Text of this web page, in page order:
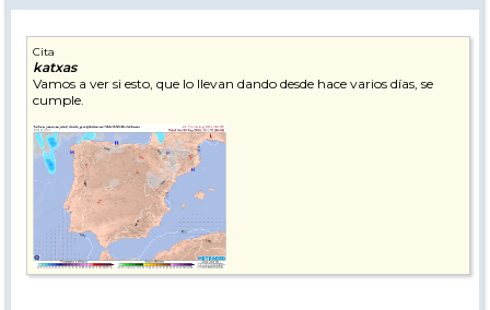
Cita
katxas
Vamos a ver si esto, que lo llevan dando desde hace varios días, se
cumple.